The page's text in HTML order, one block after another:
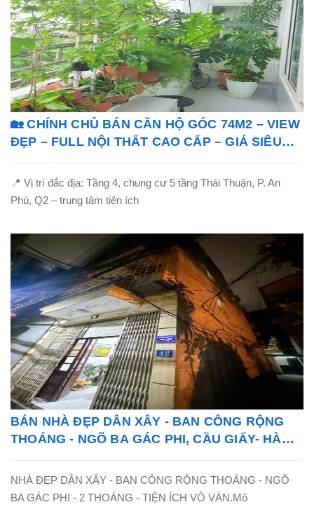
🏡 CHÍNH CHỦ BÁN CĂN HỘ GÓC 74M2 – VIEW
ĐẸP – FULL NỘI THẤT CAO CẤP – GIÁ SIÊU
📍 Vị trí đắc địa: Tầng 4, chung cư 5 tầng Thái Thuận, P. An
Phú, Q2 – trung tâm tiện ích
BÁN NHÀ ĐẸP DÂN XÂY - BAN CÔNG RỘNG
THOÁNG - NGÕ BA GÁC PHI, CẦU GIẤY- HÀ
NHÀ ĐẸP DÂN XÂY - BAN CÔNG RỘNG THOÁNG - NGÕ
BA GÁC PHI - 2 THOÁNG - TIỆN ÍCH VÔ VÀN.Mô